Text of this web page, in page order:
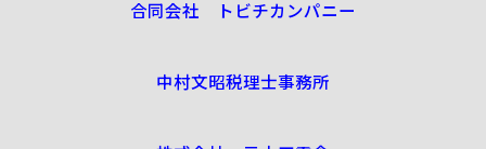
合同会社 トビチカンパニー
中村文昭税理士事務所